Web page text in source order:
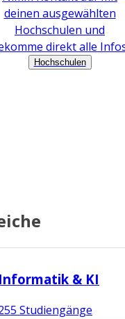
deinen ausgewählten
Hochschulen und
direkt alle
Hochschulen
Informatik & KI
Studiengänge